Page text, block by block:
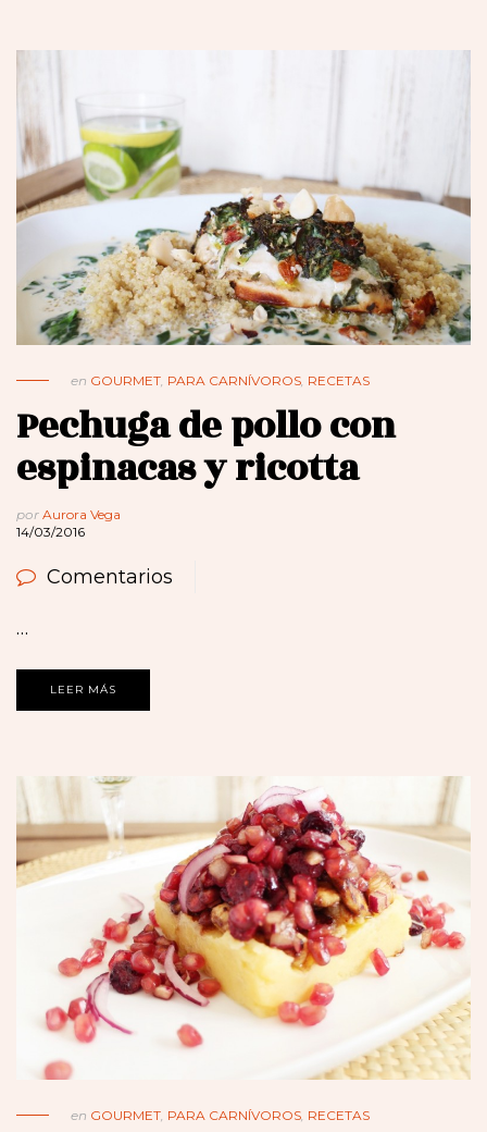
en GOURMET, PARA CARNÍVOROS, RECETAS
Pechuga de pollo con
espinacas y ricotta
por Aurora Vega
14/03/2016
Comentarios
…
LEER MÁS
en GOURMET, PARA CARNÍVOROS, RECETAS